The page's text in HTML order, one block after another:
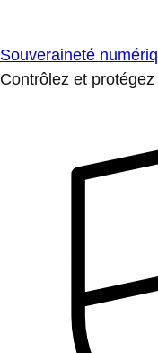
Souveraineté
Contrôlez et